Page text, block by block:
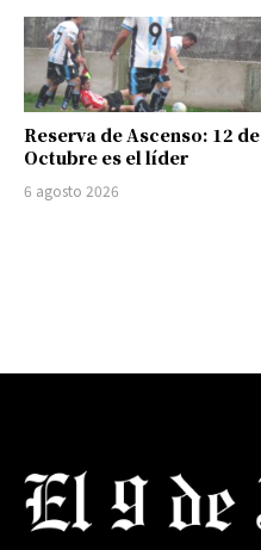
Reserva de Ascenso: 12 de
Octubre es el líder
6 agosto 2026